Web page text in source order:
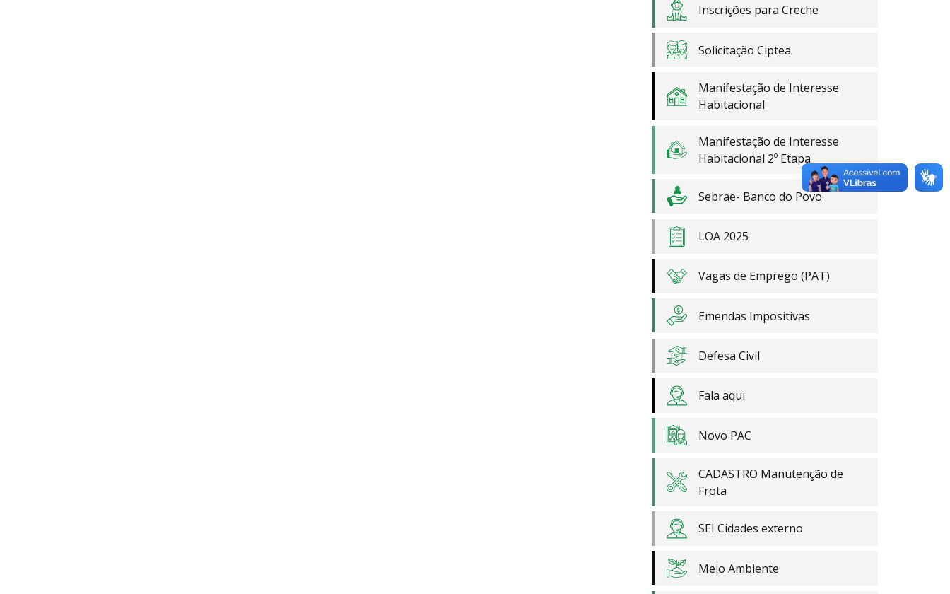
Inscrições para Creche
Solicitação Ciptea
Manifestação de Interesse
Habitacional
Manifestação de Interesse
Habitacional 2º Etapa
Sebrae- Banco do Povo
LOA 2025
Vagas de Emprego (PAT)
Emendas Impositivas
Defesa Civil
Fala aqui
Novo PAC
CADASTRO Manutenção de
Frota
SEI Cidades externo
Meio Ambiente